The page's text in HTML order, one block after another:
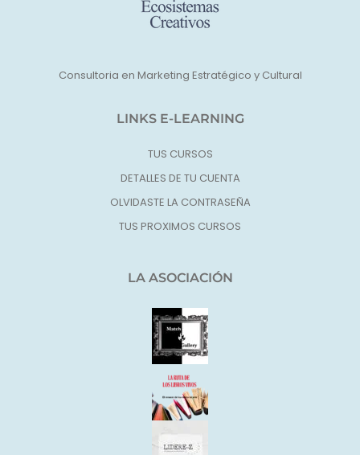
Consultoria en Marketing Estratégico y Cultural
LINKS E-LEARNING
TUS CURSOS
DETALLES DE TU CUENTA
OLVIDASTE LA CONTRASEÑA
TUS PROXIMOS CURSOS
LA ASOCIACIÓN